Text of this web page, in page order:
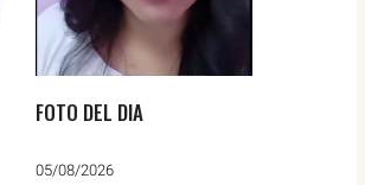
FOTO DEL DIA
05/08/2026